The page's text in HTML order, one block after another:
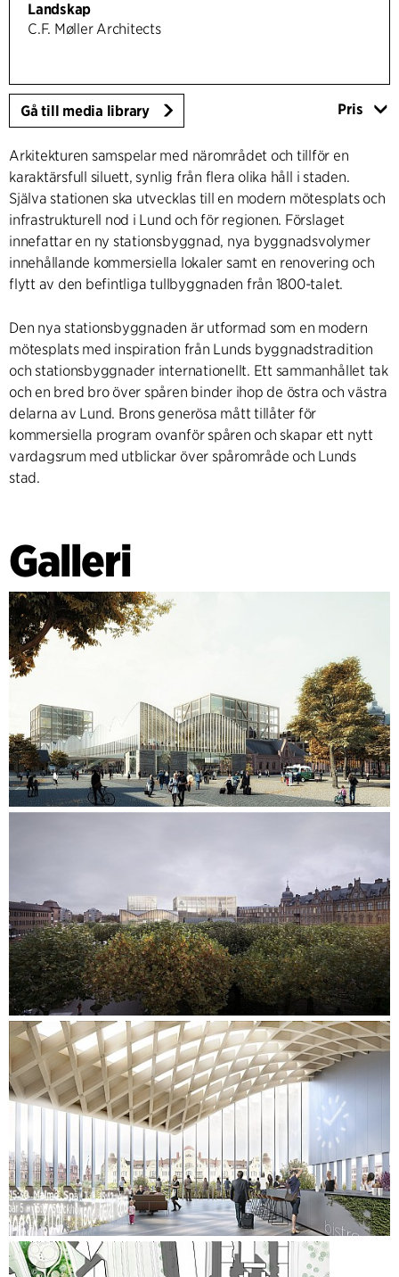
Landskap
C.F. Møller Architects
Gå till media library Pris
Arkitekturen samspelar med närområdet och tillför en
karaktärsfull siluett, synlig från flera olika håll i staden.
Själva stationen ska utvecklas till en modern mötesplats och
infrastrukturell nod i Lund och för regionen. Förslaget
innefattar en ny stationsbyggnad, nya byggnadsvolymer
innehållande kommersiella lokaler samt en renovering och
flytt av den befintliga tullbyggnaden från 1800-talet.
Den nya stationsbyggnaden är utformad som en modern
mötesplats med inspiration från Lunds byggnadstradition
och stationsbyggnader internationellt. Ett sammanhållet tak
och en bred bro över spåren binder ihop de östra och västra
delarna av Lund. Brons generösa mått tillåter för
kommersiella program ovanför spåren och skapar ett nytt
vardagsrum med utblickar över spårområde och Lunds
stad.
Galleri